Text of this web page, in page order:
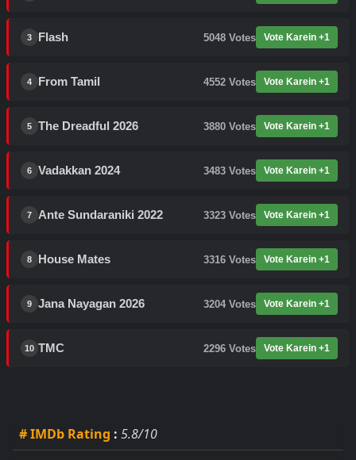
3 Flash 5048 Votes Vote Karein +1
4 From Tamil 4552 Votes Vote Karein +1
5 The Dreadful 2026 3880 Votes Vote Karein +1
6 Vadakkan 2024 3483 Votes Vote Karein +1
7 Ante Sundaraniki 2022 3323 Votes Vote Karein +1
8 House Mates 3316 Votes Vote Karein +1
9 Jana Nayagan 2026 3204 Votes Vote Karein +1
10 TMC 2296 Votes Vote Karein +1
# IMDb Rating : 5.8/10